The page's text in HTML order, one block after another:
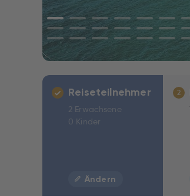
Reiseteilnehmer
2 Erwachsene
0 Kinder
Ändern
2